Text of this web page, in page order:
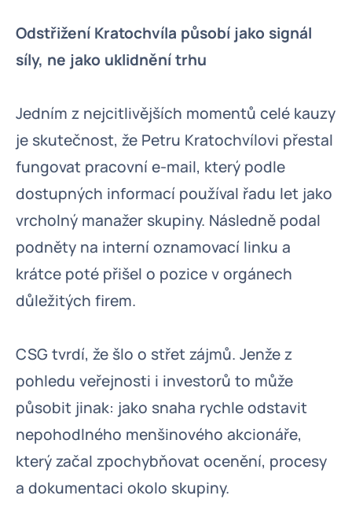
Odstřižení Kratochvíla působí jako signál
síly, ne jako uklidnění trhu
Jedním z nejcitlivějších momentů celé kauzy
je skutečnost, že Petru Kratochvílovi přestal
fungovat pracovní e-mail, který podle
dostupných informací používal řadu let jako
vrcholný manažer skupiny. Následně podal
podněty na interní oznamovací linku a
krátce poté přišel o pozice v orgánech
důležitých firem.
CSG tvrdí, že šlo o střet zájmů. Jenže z
pohledu veřejnosti i investorů to může
působit jinak: jako snaha rychle odstavit
nepohodlného menšinového akcionáře,
který začal zpochybňovat ocenění, procesy
a dokumentaci okolo skupiny.